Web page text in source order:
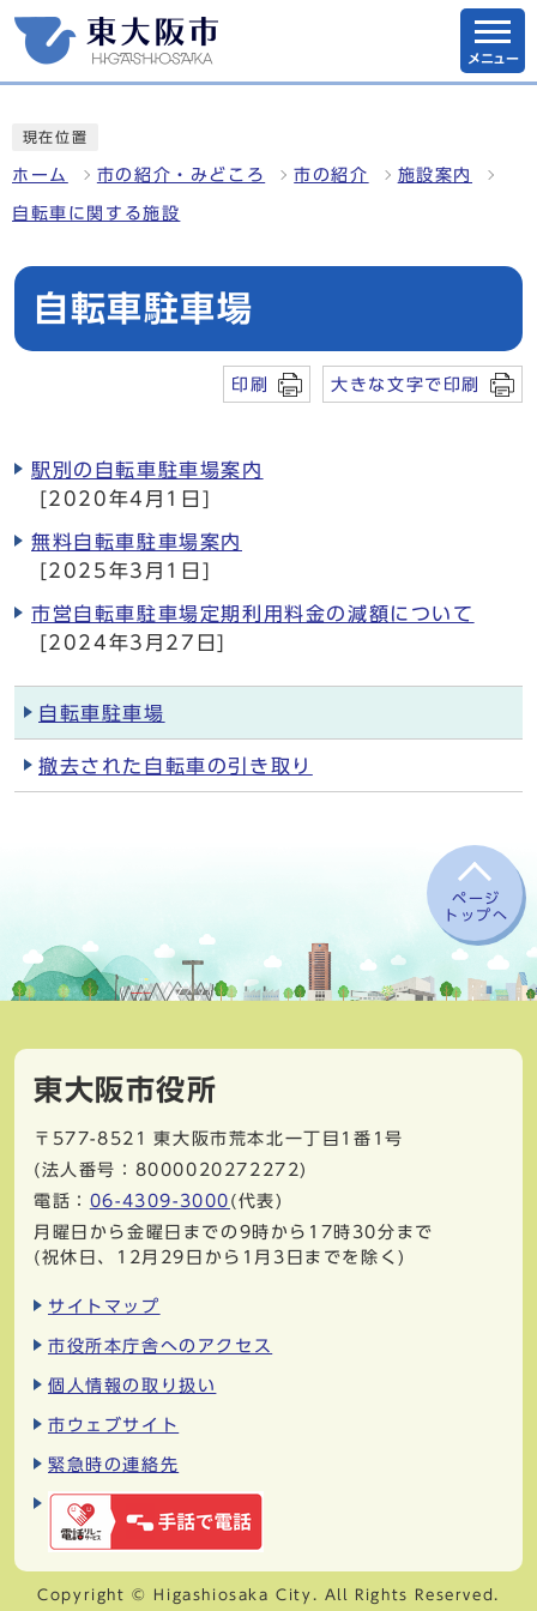
メニュー
現在位置
ホーム 市の紹介・みどころ 市の紹介 施設案内
自転車に関する施設
自転車駐車場
印刷 大きな文字で印刷
駅別の自転車駐車場案内
[2020年4月1日]
無料自転車駐車場案内
[2025年3月1日]
市営自転車駐車場定期利用料金の減額について
[2024年3月27日]
自転車駐車場
撤去された自転車の引き取り
ページ
トップへ
東大阪市役所
〒577-8521
東大阪市荒本北一丁目1番1号
(法人番号：8000020272272)
電話： 06-4309-3000 (代表)
月曜日から金曜日までの9時から17時30分まで
(祝休日、12月29日から1月3日までを除く)
サイトマップ
市役所本庁舎へのアクセス
個人情報の取り扱い
市ウェブサイト
緊急時の連絡先
Copyright © Higashiosaka City. All Rights Reserved.